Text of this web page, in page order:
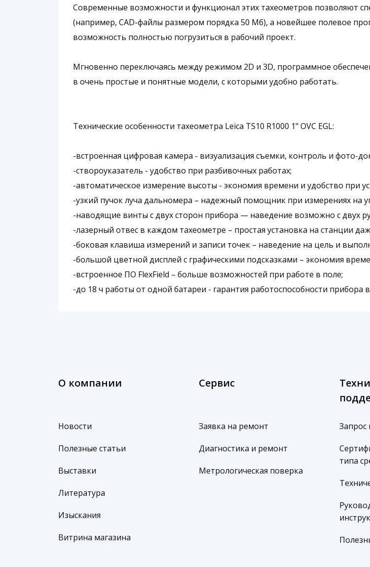
Современные возможности и функционал этих тахеометров позволяют
(например, CAD-файлы размером порядка 50 Мб), а новейшее полевое
возможность полностью погрузиться в рабочий проект.
Мгновенно переключаясь между режимом 2D и 3D, программное
в очень простые и понятные модели, с которыми удобно работать.
Технические особенности тахеометра Leica TS10 R1000 1" OVC EGL:
-встроенная цифровая камера - визуализация съемки, контроль и фото-
-створоуказатель - удобство при разбивочных работах;
-автоматическое измерение высоты - экономия времени и удобство при
-узкий пучок луча дальномера – надежный помощник при измерениях на
-наводящие винты с двух сторон прибора — наведение возможно с двух
-лазерный отвес в каждом тахеометре – простая установка на станции
-боковая клавиша измерений и записи точек – наведение на цель и
-большой цветной дисплей с графическими подсказками – экономия
-встроенное ПО FlexField – больше возможностей при работе в поле;
-до 18 ч работы от одной батареи - гарантия работоспособности прибора
О компании
Новости
Полезные статьи
Выставки
Литература
Изыскания
Витрина магазина
Сервис
Заявка на ремонт
Диагностика и ремонт
Метрологическая поверка
Запрос
типа